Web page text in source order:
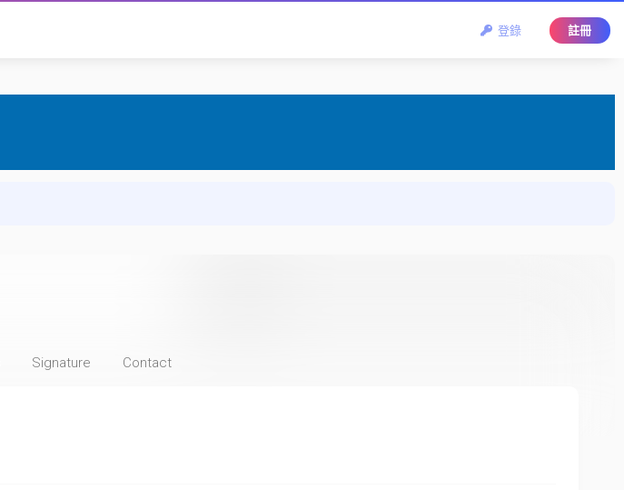
登錄 註冊
Signature Contact